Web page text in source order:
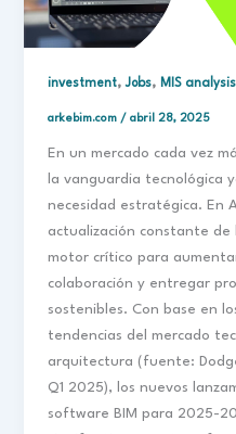
investment,Jobs, MIS analysis
arkebim.com /abril 28, 2025
En un mercado cada vez
la vanguardia tecnológica
necesidad estratégica. En
actualización constante de
motor crítico para
colaboración y entregar
sostenibles. Con base en
tendencias del mercado
arquitectura (fuente:
Q1 2025), los nuevos
software BIM para 2025-